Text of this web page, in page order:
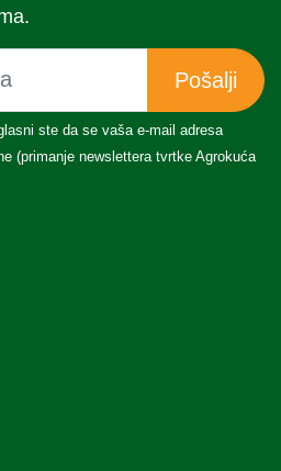
Pošalji
ste da se vaša e-mail adresa
(primanje newslettera tvrtke Agrokuća